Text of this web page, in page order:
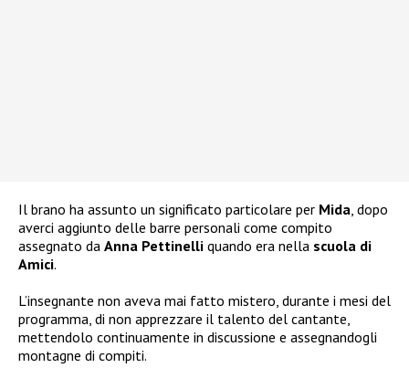
Il brano ha assunto un significato particolare per Mida , dopo
averci aggiunto delle barre personali come compito
assegnato da Anna Pettinelli quando era nella scuola di
Amici.
L’insegnante non aveva mai fatto mistero, durante i mesi del
programma, di non apprezzare il talento del cantante,
mettendolo continuamente in discussione e assegnandogli
montagne di compiti.